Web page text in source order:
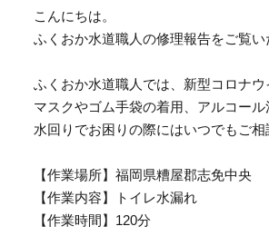
こんにちは。
ふくおか水道職人の修理報告をご覧い
ふくおか水道職人では、新型コロナ
マスクやゴム手袋の着用、アルコー
水回りでお困りの際にはいつでもご相
【作業場所】福岡県糟屋郡志免中央
【作業内容】トイレ水漏れ
【作業時間】120分